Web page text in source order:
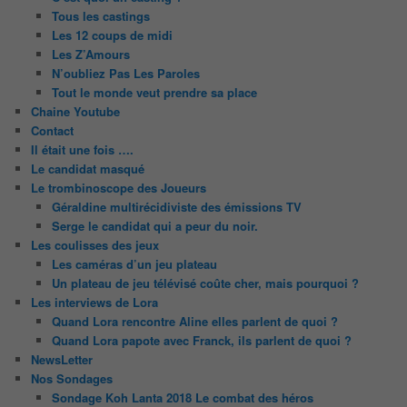
Tous les castings
Les 12 coups de midi
Les Z’Amours
N’oubliez Pas Les Paroles
Tout le monde veut prendre sa place
Chaine Youtube
Contact
Il était une fois ….
Le candidat masqué
Le trombinoscope des Joueurs
Géraldine multirécidiviste des émissions TV
Serge le candidat qui a peur du noir.
Les coulisses des jeux
Les caméras d’un jeu plateau
Un plateau de jeu télévisé coûte cher, mais pourquoi ?
Les interviews de Lora
Quand Lora rencontre Aline elles parlent de quoi ?
Quand Lora papote avec Franck, ils parlent de quoi ?
NewsLetter
Nos Sondages
Sondage Koh Lanta 2018 Le combat des héros